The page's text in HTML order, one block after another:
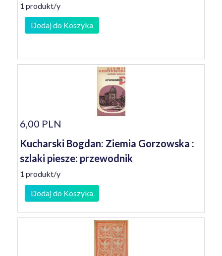
1 produkt/y
Dodaj do Koszyka
6,00 PLN
Kucharski Bogdan: Ziemia Gorzowska :
szlaki piesze: przewodnik
1 produkt/y
Dodaj do Koszyka